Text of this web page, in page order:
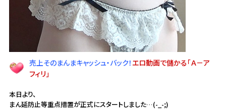
売上そのまんまキャッシュ・バック！ エロ動画で儲かる「Ａ－ア
フィリ」
本日より、
まん延防止等重点措置が正式にスタートしました…(-_-;)